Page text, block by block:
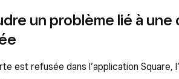
un problème lié à
est refusée dans l’application Square,